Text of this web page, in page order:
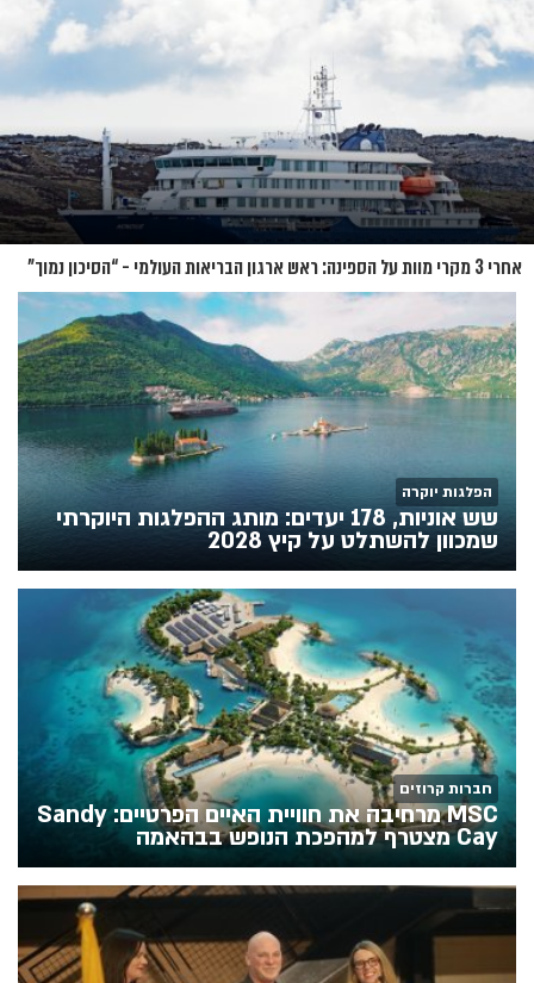
אחרי 3 מקרי מוות על הספינה: ראש ארגון הבריאות העולמי - “הסיכון נמוך”
הפלגות יוקרה
שש אוניות, 178 יעדים: מותג ההפלגות היוקרתי
שמכוון להשתלט על קיץ 2028
חברות קרוזים
MSC מרחיבה את חוויית האיים הפרטיים: Sandy
Cay מצטרף למהפכת הנופש בבהאמה